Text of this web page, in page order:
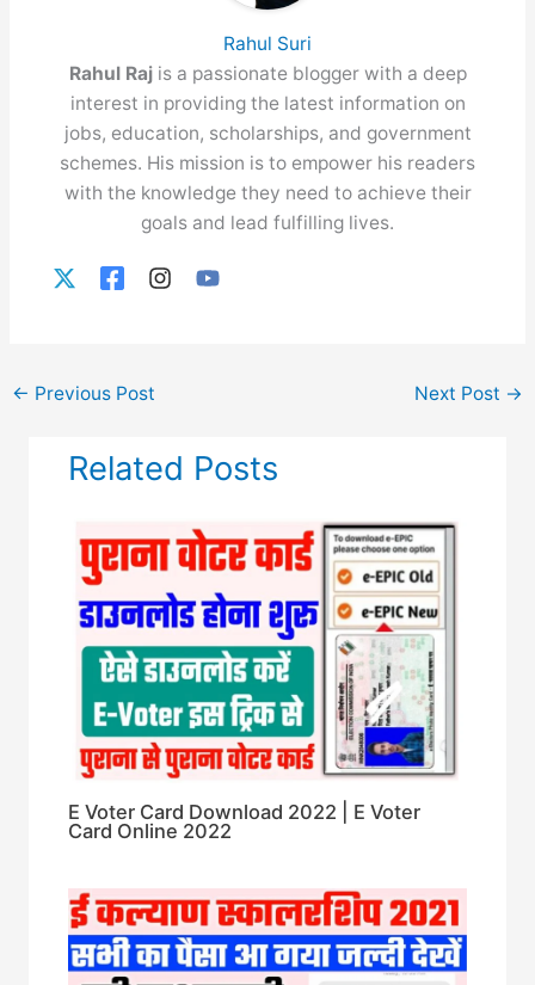
Rahul Suri
Rahul Raj is a passionate blogger with a deep
interest in providing the latest information on
jobs, education, scholarships, and government
schemes. His mission is to empower his readers
with the knowledge they need to achieve their
goals and lead fulfilling lives.
← Previous Post Next Post →
Related Posts
E Voter Card Download 2022 | E Voter
Card Online 2022